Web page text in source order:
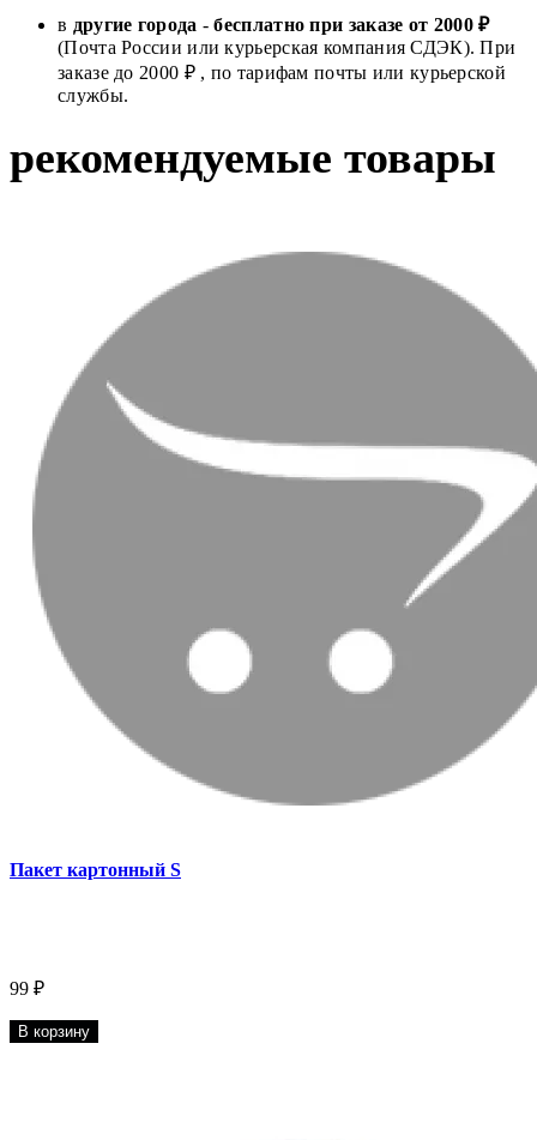
в другие города -бесплатно при заказе от 2000 ₽
(Почта России или курьерская компания СДЭК). При
заказе до 2000 ₽ , по тарифам почты или курьерской
службы.
рекомендуемые товары
Пакет картонный S
99 ₽
В корзину